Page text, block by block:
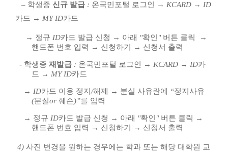
– 학생증 신규 발급 : 온국민포털 로그인 → KCARD → ID
카드 → MY ID카드
→ 정규 ID카드 발급 신청 → 아래 "확인 " 버튼 클릭
→
핸드폰 번호 입력 → 신청하기 → 신청서 출력
- 학생증재발급 : 온국민포털 로그인 → KCARD → ID카
드 → MY ID카드
→ ID카드 이용 정지/해제 → 분실 사유란에 “정지사유
(분실or 훼손)”를 입력
→ 정규 ID카드 발급 신청 → 아래 "확인 " 버튼 클릭 →
핸드폰 번호 입력 → 신청하기 → 신청서 출력
4) 사진 변경을 원하는 경우에는 학과 또는 해당 대학원 교